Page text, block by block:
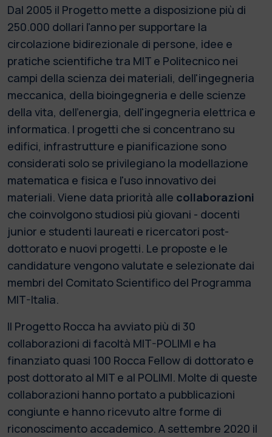
Dal 2005 il Progetto mette a disposizione più di
250.000 dollari l'anno per supportare la
circolazione bidirezionale di persone, idee e
pratiche scientifiche tra MIT e Politecnico nei
campi della scienza dei materiali, dell'ingegneria
meccanica, della bioingegneria e delle scienze
della vita, dell'energia, dell'ingegneria elettrica e
informatica. I progetti che si concentrano su
edifici, infrastrutture e pianificazione sono
considerati solo se privilegiano la modellazione
matematica e fisica e l'uso innovativo dei
materiali. Viene data priorità alle collaborazioni
che coinvolgono studiosi più giovani - docenti
junior e studenti laureati e ricercatori post-
dottorato e nuovi progetti. Le proposte e le
candidature vengono valutate e selezionate dai
membri del Comitato Scientifico del Programma
MIT-Italia.
Il Progetto Rocca ha avviato più di 30
collaborazioni di facoltà MIT-POLIMI e ha
finanziato quasi 100 Rocca Fellow di dottorato e
post dottorato al MIT e al POLIMI. Molte di queste
collaborazioni hanno portato a pubblicazioni
congiunte e hanno ricevuto altre forme di
riconoscimento accademico. A settembre 2020 il